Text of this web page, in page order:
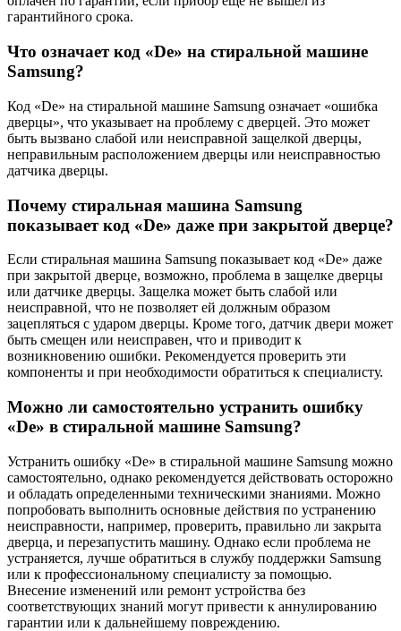
гарантийного срока.
Что означает код «De» на стиральной машине
Samsung?
Код «De» на стиральной машине Samsung означает «ошибка
дверцы», что указывает на проблему с дверцей. Это может
быть вызвано слабой или неисправной защелкой дверцы,
неправильным расположением дверцы или неисправностью
датчика дверцы.
Почему стиральная машина Samsung
показывает код «De» даже при закрытой дверце?
Если стиральная машина Samsung показывает код «De» даже
при закрытой дверце, возможно, проблема в защелке дверцы
или датчике дверцы. Защелка может быть слабой или
неисправной, что не позволяет ей должным образом
зацепляться с ударом дверцы. Кроме того, датчик двери может
быть смещен или неисправен, что и приводит к
возникновению ошибки. Рекомендуется проверить эти
компоненты и при необходимости обратиться к специалисту.
Можно ли самостоятельно устранить ошибку
«De» в стиральной машине Samsung?
Устранить ошибку «De» в стиральной машине Samsung можно
самостоятельно, однако рекомендуется действовать осторожно
и обладать определенными техническими знаниями. Можно
попробовать выполнить основные действия по устранению
неисправности, например, проверить, правильно ли закрыта
дверца, и перезапустить машину. Однако если проблема не
устраняется, лучше обратиться в службу поддержки Samsung
или к профессиональному специалисту за помощью.
Внесение изменений или ремонт устройства без
соответствующих знаний могут привести к аннулированию
гарантии или к дальнейшему повреждению.